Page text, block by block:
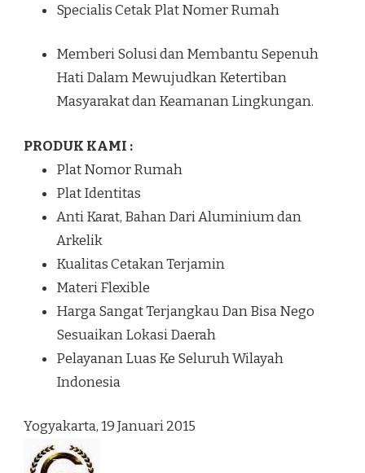
Specialis Cetak Plat Nomer Rumah
Memberi Solusi dan Membantu Sepenuh
Hati Dalam Mewujudkan Ketertiban
Masyarakat dan Keamanan Lingkungan.
PRODUK KAMI :
Plat Nomor Rumah
Plat Identitas
Anti Karat, Bahan Dari Aluminium dan
Arkelik
Kualitas Cetakan Terjamin
Materi Flexible
Harga Sangat Terjangkau Dan Bisa Nego
Sesuaikan Lokasi Daerah
Pelayanan Luas Ke Seluruh Wilayah
Indonesia
Yogyakarta, 19 Januari 2015